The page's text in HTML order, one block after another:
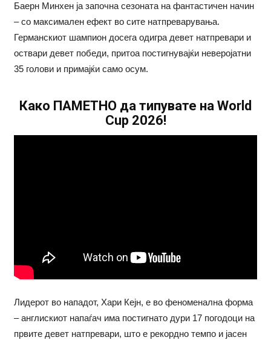
Баерн Минхен ја започна сезоната на фантастичен начин
– со максимален ефект во сите натпреварувања.
Германскиот шампион досега одигра девет натпревари и
оствари девет победи, притоа постигнувајќи неверојатни
35 голови и примајќи само осум.
Како ПАМЕТНО да типувате на World
Cup 2026!
Лидерот во нападот, Хари Кејн, е во феноменална форма
– англискиот напаѓач има постигнато дури 17 погодоци на
првите девет натпревари, што е рекордно темпо и јасен